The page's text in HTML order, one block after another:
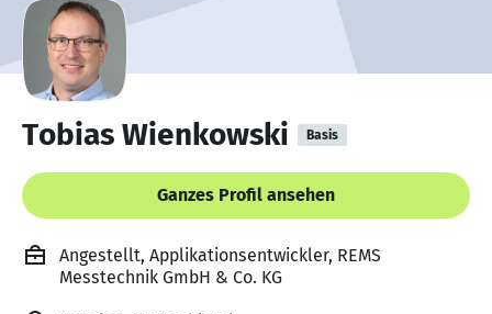
Tobias Wienkowski Basis
Ganzes Profil ansehen
Angestellt, Applikationsentwickler, REMS
Messtechnik GmbH & Co. KG